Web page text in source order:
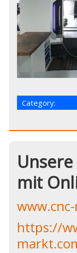
Category:
mit
https://